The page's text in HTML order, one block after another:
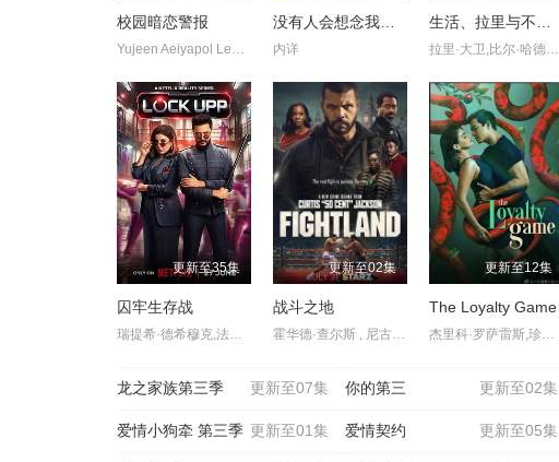
校园暗恋警报
Yujeen Aeiyapol Lekpittaya , Yugene Yannawat Intarapaen , Lek Teerawate Suparwong , Yai Teerapong Suparwong , Vino Chavid Pevec , Bossu Supanut Satpan
没有人会想念我们 第二季
内详
生活、拉里与不快乐的追求：一部美国史
拉里·大卫,比尔·哈德尔,凯瑟琳·哈恩,林-曼努尔·米兰达,乔恩·哈姆,西恩·海耶斯,安娜·奥斯奥拉,苏茜·伊斯曼,Jake,Reiner,巴拉克·奥巴马,Misha,Suvorov,Vincent,Vaughan
更新至35集
囚牢生存战
瑞提希·德希穆克,法拉·可汗
更新至02集
战斗之地
霍华德·查尔斯 , 尼古拉斯·平诺克 , 黛博拉·艾里德
更新至12集
The Loyalty Game
杰里科·罗萨雷斯,珍妮·古铁雷斯,卡米娜·维拉罗尔
更新至07集
龙之家族第三季 更新至02集
你的第三
更新至01集
爱情小狗牵 第三季 更新至05集
爱情契约